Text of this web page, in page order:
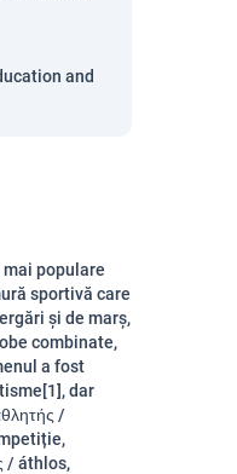
and
populare
sportivă care
și de marș,
combinate,
a fost
dar
/
/ áthlos,